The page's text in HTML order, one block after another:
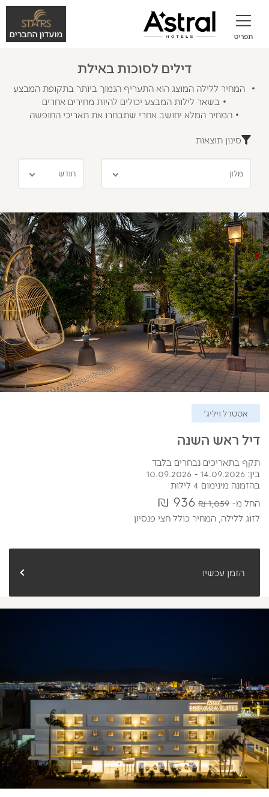
דילים לסוכות באילת
• המחיר ללילה המוצג הוא התעריף הנמוך ביותר בתקופת המבצע
• בשאר לילות המבצע יכולים להיות מחירים אחרים
• המחיר המלא יחושב אחרי שתבחרו את תאריכי החופשה
סינון תוצאות
אסטרל ויליג'
דיל ראש השנה
תקף בתאריכים נבחרים בלבד
בין: 14.09.2026 - 10.09.2026
בהזמנה מינימום 4 לילות
החל מ
1,059 ₪
936 ₪
לזוג ללילה, המחיר כולל חצי פנסיון
הזמן עכשיו